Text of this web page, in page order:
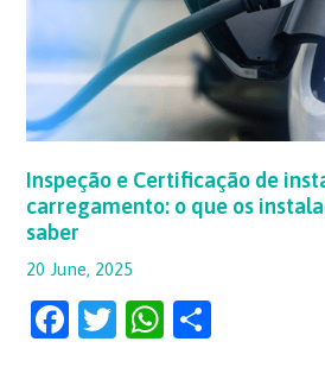
Inspeção e Certificação de
carregamento: o que os
saber
20 June, 2025
F
T
W
carregamento:
que
os
instaladores
precisam
saber